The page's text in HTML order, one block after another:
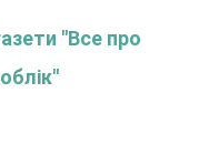
"Все про